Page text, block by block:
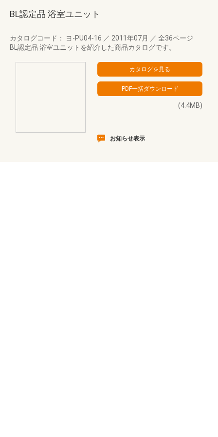
BL認定品 浴室ユニット
カタログコード： ヨ-PU04-16 ／ 2011年07月 ／ 全36ページ
BL認定品 浴室ユニットを紹介した商品カタログです。
(4.4MB)
お知らせ表示